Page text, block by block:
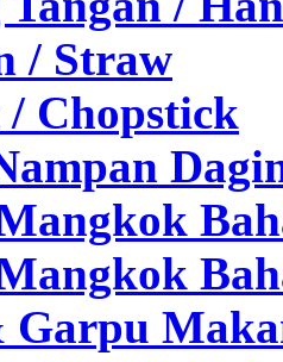
/ Straw
Chopstick
Garpu